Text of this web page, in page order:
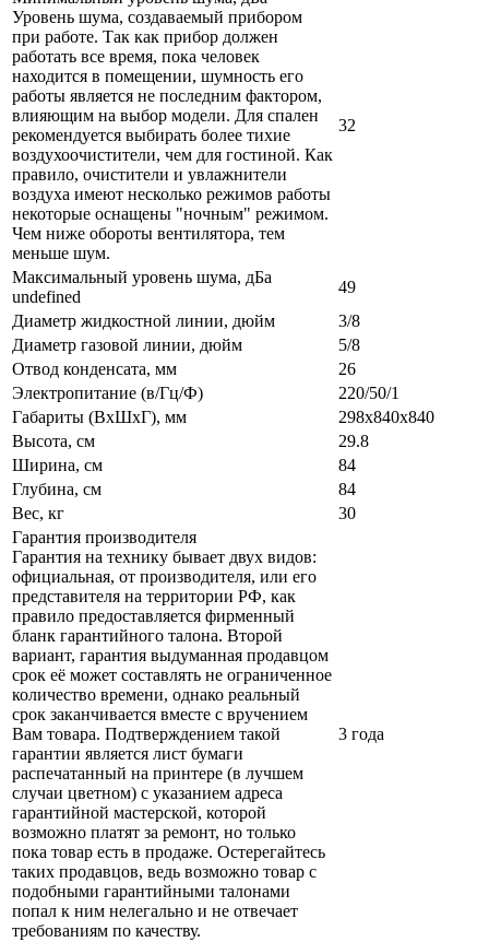
Уровень шума, создаваемый прибором
при работе. Так как прибор должен
работать все время, пока человек
находится в помещении, шумность его
работы является не последним фактором,
влияющим на выбор модели. Для спален
рекомендуется выбирать более тихие
воздухоочистители, чем для гостиной. Как
правило, очистители и увлажнители
воздуха имеют несколько режимов работы
некоторые оснащены "ночным" режимом.
Чем ниже обороты вентилятора, тем
меньше шум.
32
Максимальный уровень шума, дБа
undefined
49
Диаметр жидкостной линии, дюйм
3/8
Диаметр газовой линии, дюйм
5/8
Отвод конденсата, мм
26
Электропитание (в/Гц/Ф)
220/50/1
Габариты (ВxШxГ), мм
298x840x840
Высота, см
29.8
Ширина, см
84
Глубина, см
84
Вес, кг
30
Гарантия производителя
Гарантия на технику бывает двух видов:
официальная, от производителя, или его
представителя на территории РФ, как
правило предоставляется фирменный
бланк гарантийного талона. Второй
вариант, гарантия выдуманная продавцом
срок её может составлять не ограниченное
количество времени, однако реальный
срок заканчивается вместе с вручением
Вам товара. Подтверждением такой
гарантии является лист бумаги
распечатанный на принтере (в лучшем
случаи цветном) с указанием адреса
гарантийной мастерской, которой
возможно платят за ремонт, но только
пока товар есть в продаже. Остерегайтесь
таких продавцов, ведь возможно товар с
подобными гарантийными талонами
попал к ним нелегально и не отвечает
требованиям по качеству.
3 года